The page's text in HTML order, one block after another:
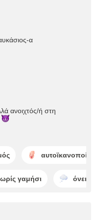
α
ανοιχτός/​ή στη
γαμήσι όνειρα